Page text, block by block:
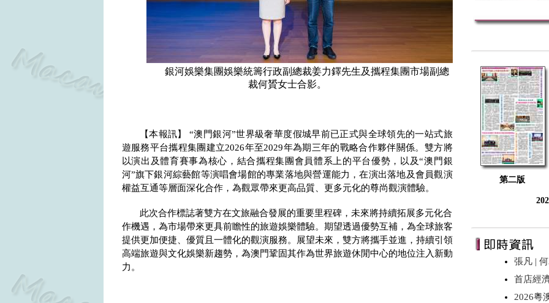
銀河娛樂集團娛樂統籌行政副總裁姜力鐸先生及攜程集團市場副總
裁何贇女士合影。
【本報訊】 “澳門銀河”世界級奢華度假城早前已正式與全球領先的一站式旅
遊服務平台攜程集團建立2026年至2029年為期三年的戰略合作夥伴關係。雙方將
以演出及體育賽事為核心，結合攜程集團會員體系上的平台優勢，以及“澳門銀
河”旗下銀河綜藝館等演唱會場館的專業落地與營運能力，在演出落地及會員觀演
權益互通等層面深化合作，為觀眾帶來更高品質、更多元化的尊尚觀演體驗。
此次合作標誌著雙方在文旅融合發展的重要里程碑，未來將持續拓展多元化合
作機遇，為市場帶來更具前瞻性的旅遊娛樂體驗。期望透過優勢互補，為全球旅客
提供更加便捷、優質且一體化的觀演服務。展望未來，雙方將攜手並進，持續引領
高端旅遊與文化娛樂新趨勢，為澳門鞏固其作為世界旅遊休閒中心的地位注入新動
力。
第二版
張凡 |
首店經
2026粵